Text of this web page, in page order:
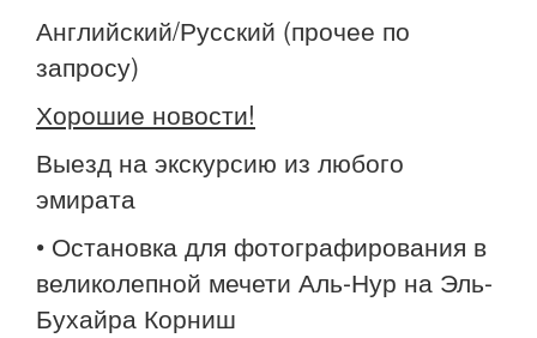
Английский/Русский (прочее по
запросу)
Хорошие новости!
Выезд на экскурсию из любого
эмирата
• Остановка для фотографирования в
великолепной мечети Аль-Нур на Эль-
Бухайра Корниш